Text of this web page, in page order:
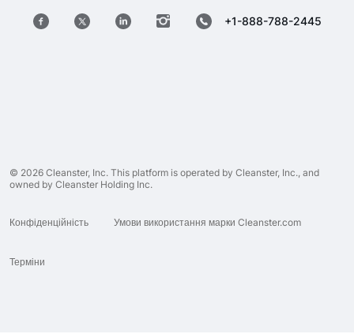
+1-888-788-2445
© 2026 Cleanster, Inc. This platform is operated by Cleanster, Inc., and
owned by Cleanster Holding Inc.
Конфіденційність Умови використання марки Cleanster.com
Терміни